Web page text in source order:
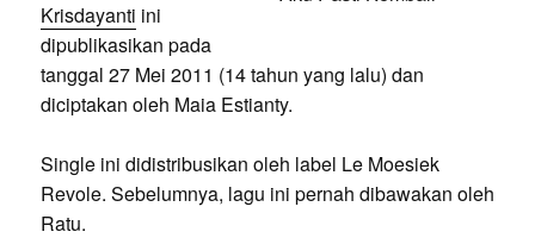
Krisdayanti ini
dipublikasikan pada
tanggal 27 Mei 2011 (14 tahun yang lalu) dan
diciptakan oleh Maia Estianty.
Single ini didistribusikan oleh label Le Moesiek
Revole. Sebelumnya, lagu ini pernah dibawakan oleh
Ratu.